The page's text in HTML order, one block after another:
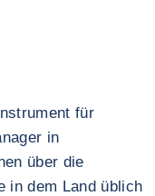
für
in
über die
in dem Land üblich